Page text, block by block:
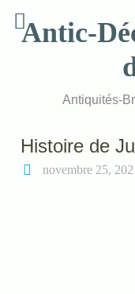
contentAntic-
Antiquités-
Histoire de
novembre 25,